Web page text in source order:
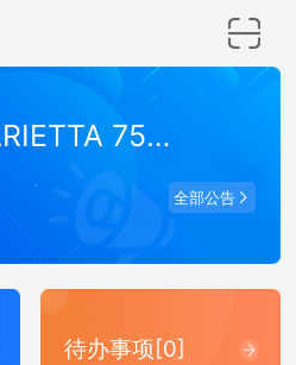
【仪器培训】ARIETTA 750 弹性波超声成像系统培训
全部公告
待办事项[0]